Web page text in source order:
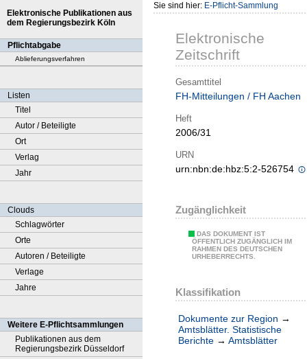
Elektronische Publikationen aus
dem Regierungsbezirk Köln
Pflichtabgabe
Ablieferungsverfahren
Listen
Titel
Autor / Beteiligte
Ort
Verlag
Jahr
Clouds
Schlagwörter
Orte
Autoren / Beteiligte
Verlage
Jahre
Weitere E-Pflichtsammlungen
Publikationen aus dem
Regierungsbezirk Düsseldorf
Sie sind hier: E-Pflicht-Sammlung
Elektronische
Zeitschrift
Gesamttitel
FH-Mitteilungen / FH Aachen
Heft
2006/31
URN
urn:nbn:de:hbz:5:2-526754
Zugänglichkeit
DAS DOKUMENT IST
ÖFFENTLICH ZUGÄNGLICH IM
RAHMEN DES DEUTSCHEN
URHEBERRECHTS.
Klassifikation
Dokumente zur Region →
Amtsblätter. Statistische
Berichte → Amtsblätter